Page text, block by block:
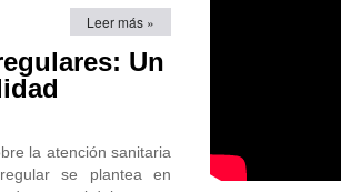
Leer más »
Un
la atención sanitaria
se plantea en